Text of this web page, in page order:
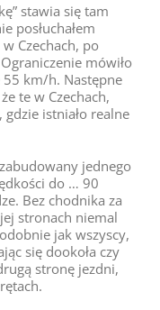
stawia się tam
posłuchałem
Czechach, po
mówiło
km/h. Następne
te w Czechach,
istniało realne
jednego
do … 90
Bez chodnika za
stronach niemal
jak wszyscy,
się dookoła czy
stronę jezdni,